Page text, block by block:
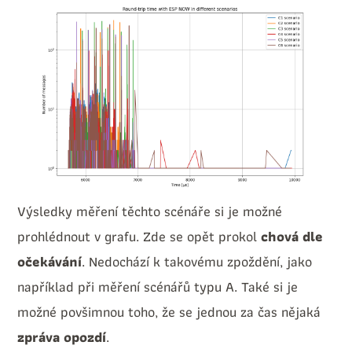
Výsledky měření těchto scénáře si je možné
prohlédnout v grafu. Zde se opět prokolchová dle
očekávání. Nedochází k takovému zpoždění, jako
například při měření scénářů typu A. Také si je
možné povšimnou toho, že se jednou za čas nějaká
zpráva opozdí.